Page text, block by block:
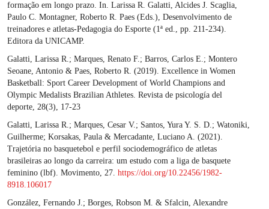
formação em longo prazo. In. Larissa R. Galatti, Alcides J. Scaglia,
Paulo C. Montagner, Roberto R. Paes (Eds.), Desenvolvimento de
treinadores e atletas-Pedagogia do Esporte (1ª ed., pp. 211-234).
Editora da UNICAMP.
Galatti, Larissa R.; Marques, Renato F.; Barros, Carlos E.; Montero
Seoane, Antonio & Paes, Roberto R. (2019). Excellence in Women
Basketball: Sport Career Development of World Champions and
Olympic Medalists Brazilian Athletes. Revista de psicología del
deporte, 28(3), 17-23
Galatti, Larissa R.; Marques, Cesar V.; Santos, Yura Y. S. D.; Watoniki,
Guilherme; Korsakas, Paula & Mercadante, Luciano A. (2021).
Trajetória no basquetebol e perfil sociodemográfico de atletas
brasileiras ao longo da carreira: um estudo com a liga de basquete
feminino (lbf). Movimento, 27. https://doi.org/10.22456/1982-
8918.106017
González, Fernando J.; Borges, Robson M. & Sfalcin, Alexandre